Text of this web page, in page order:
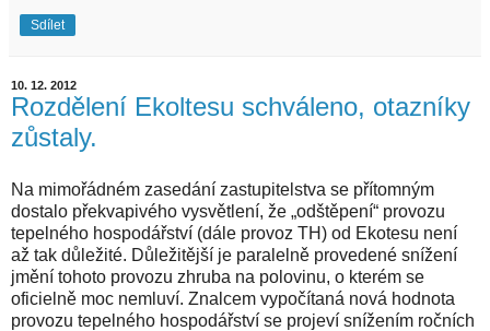
Sdílet
10. 12. 2012
Rozdělení Ekoltesu schváleno, otazníky
zůstaly.
Na mimořádném zasedání zastupitelstva se přítomným
dostalo překvapivého vysvětlení, že „odštěpení“ provozu
tepelného hospodářství (dále provoz TH) od Ekotesu není
až tak důležité. Důležitější je paralelně provedené snížení
jmění tohoto provozu zhruba na polovinu, o kterém se
oficielně moc nemluví. Znalcem vypočítaná nová hodnota
provozu tepelného hospodářství se projeví snížením ročních